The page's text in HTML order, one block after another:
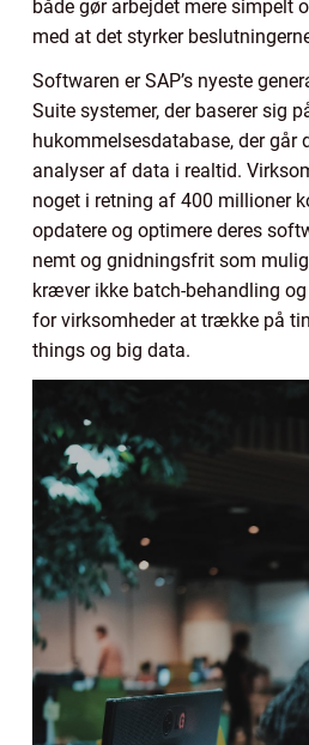
både gør arbejdet mere simpelt
med at det styrker
Softwaren er SAP’s nyeste
Suite systemer, der baserer sig
hukommelsesdatabase, der går
analyser af data i realtid.
noget i retning af 400 millioner
opdatere og optimere deres
nemt og gnidningsfrit som
kræver ikke batch-behandling
for virksomheder at trække på
things og big data.